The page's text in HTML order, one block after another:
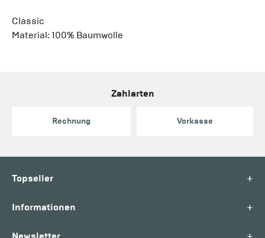
Classic
Material: 100% Baumwolle
Zahlarten
Rechnung Vorkasse
Topseller +
Informationen +
Newsletter